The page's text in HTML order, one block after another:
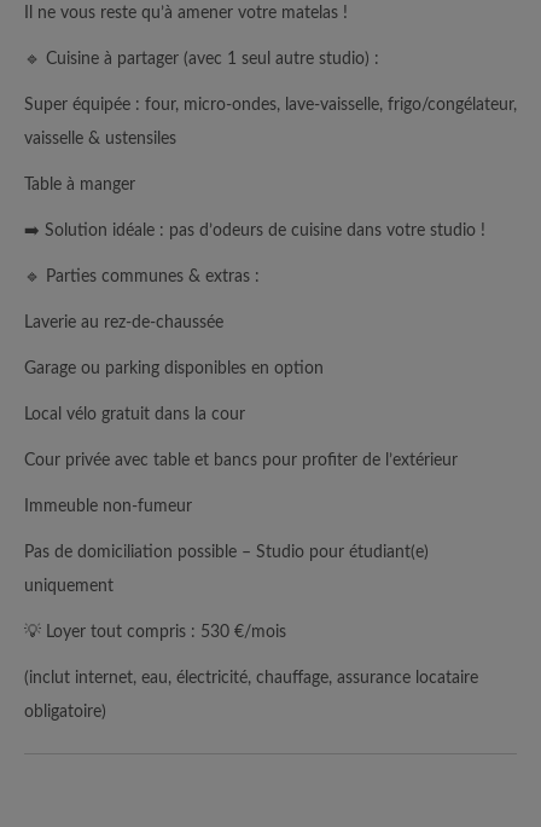
Il ne vous reste qu’à amener votre matelas !
🔹 Cuisine à partager (avec 1 seul autre studio) :
Super équipée : four, micro-ondes, lave-vaisselle, frigo/congélateur,
vaisselle & ustensiles
Table à manger
➡️ Solution idéale : pas d’odeurs de cuisine dans votre studio !
🔹 Parties communes & extras :
Laverie au rez-de-chaussée
Garage ou parking disponibles en option
Local vélo gratuit dans la cour
Cour privée avec table et bancs pour profiter de l’extérieur
Immeuble non-fumeur
Pas de domiciliation possible – Studio pour étudiant(e)
uniquement
💡 Loyer tout compris : 530 €/mois
(inclut internet, eau, électricité, chauffage, assurance locataire
obligatoire)